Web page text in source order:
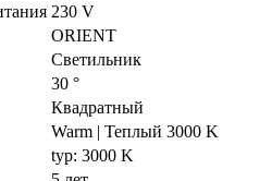
230 V
ORIENT
Светильник
30 °
Квадратный
Warm | Теплый 3000 K
typ: 3000 K